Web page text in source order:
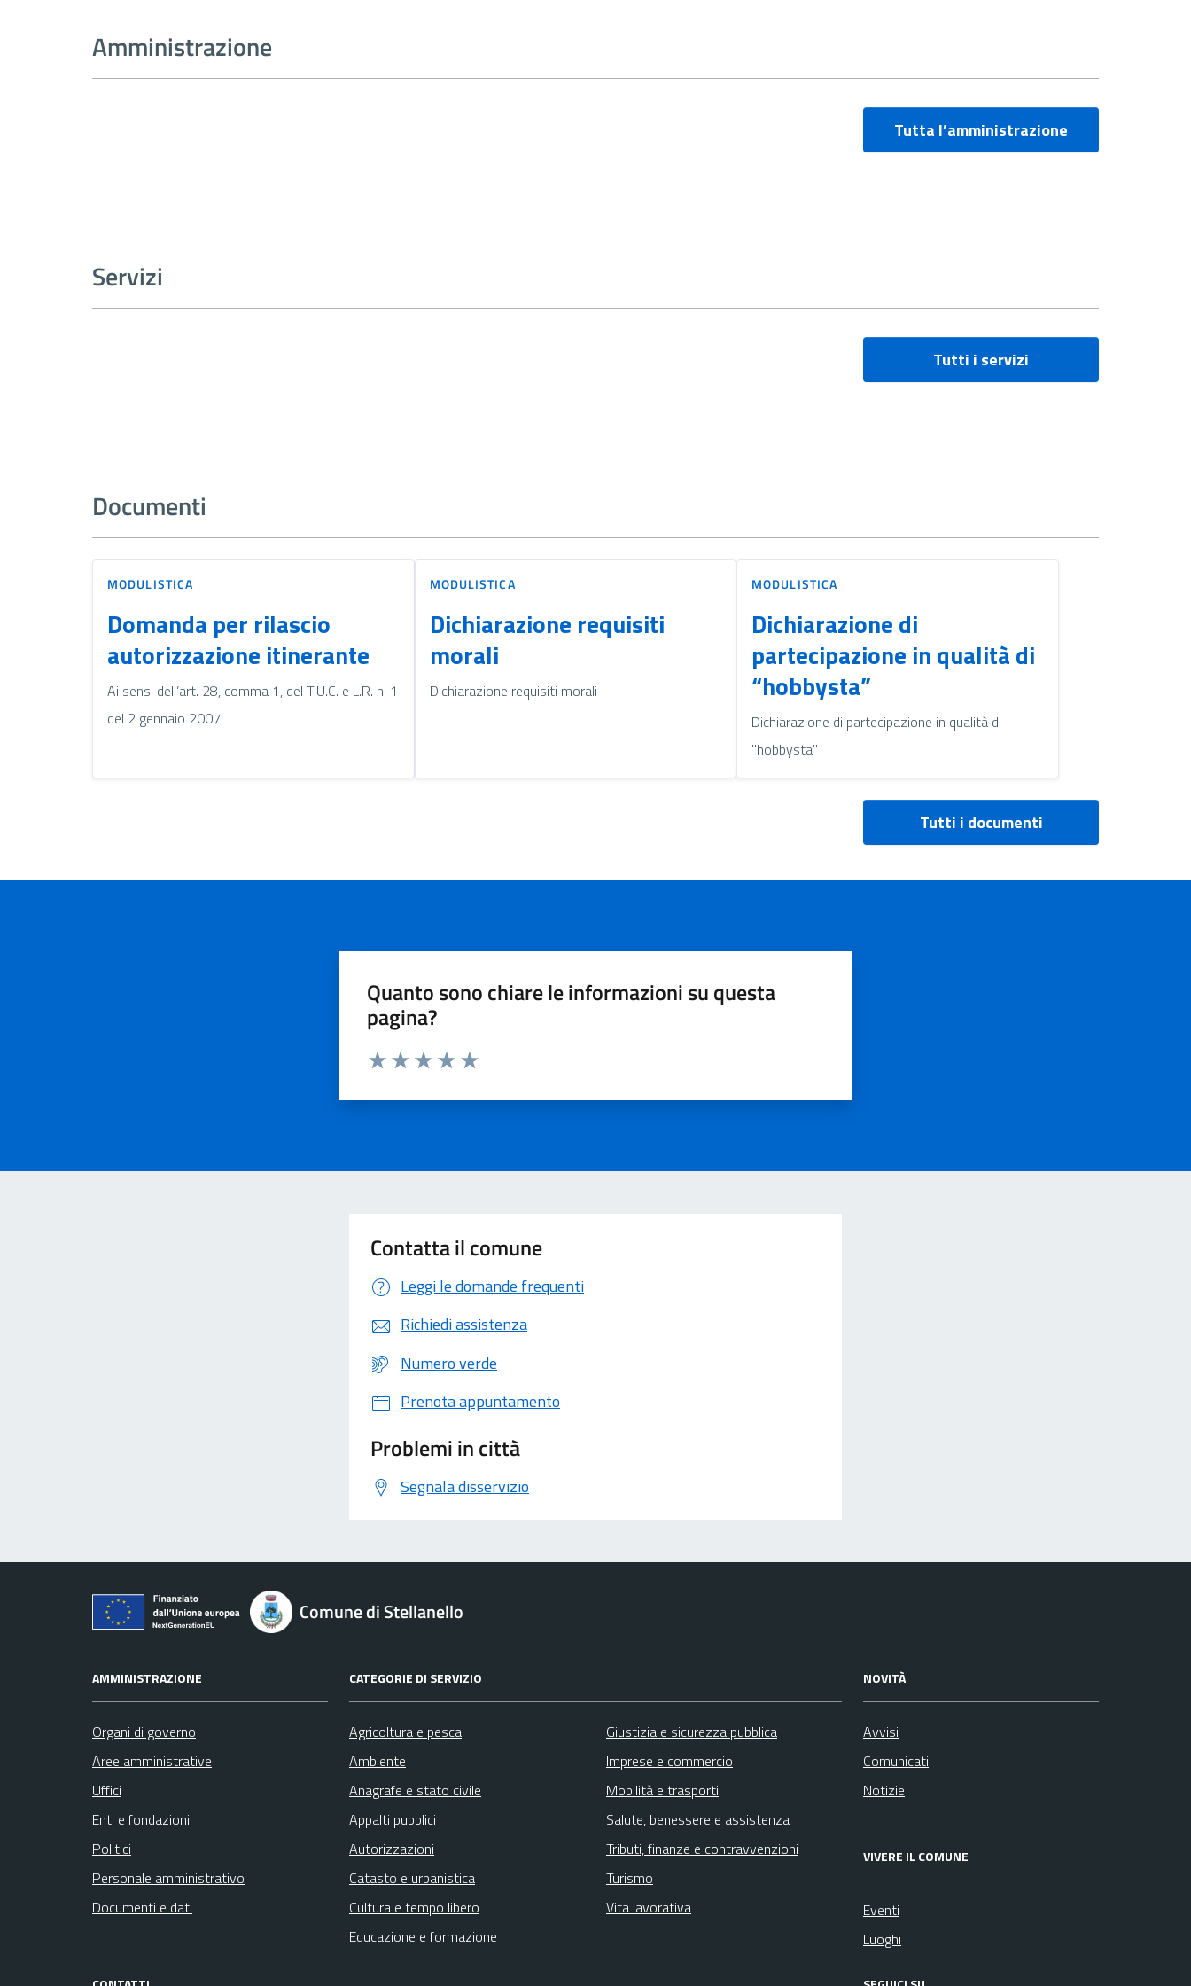
Amministrazione
Tutta l’amministrazione
Servizi
Tutti i servizi
Documenti
MODULISTICA
Domanda per rilascio
autorizzazione itinerante
Ai sensi dell’art. 28, comma 1, del T.U.C. e L.R. n. 1
del 2 gennaio 2007
MODULISTICA
Dichiarazione requisiti
morali
Dichiarazione requisiti morali
MODULISTICA
Dichiarazione di
partecipazione in qualità di
“hobbysta”
Dichiarazione di partecipazione in qualità di
"hobbysta"
Tutti i documenti
Quanto sono chiare le informazioni su questa
pagina?
Contatta il comune
Leggi le domande frequenti
Richiedi assistenza
Numero verde
Prenota appuntamento
Problemi in città
Segnala disservizio
Comune di Stellanello
AMMINISTRAZIONE
Organi di governo
Aree amministrative
Uffici
Enti e fondazioni
Politici
Personale amministrativo
Documenti e dati
CATEGORIE DI SERVIZIO
Agricoltura e pesca
Ambiente
Anagrafe e stato civile
Appalti pubblici
Autorizzazioni
Catasto e urbanistica
Cultura e tempo libero
Educazione e formazione
Giustizia e sicurezza pubblica
Imprese e commercio
Mobilità e trasporti
Salute, benessere e assistenza
Tributi, finanze e contravvenzioni
Turismo
Vita lavorativa
NOVITÀ
Avvisi
Comunicati
Notizie
VIVERE IL COMUNE
Eventi
Luoghi